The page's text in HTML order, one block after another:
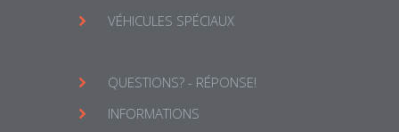
VÉHICULES SPÉCIAUX
QUESTIONS? - RÉPONSE!
INFORMATIONS